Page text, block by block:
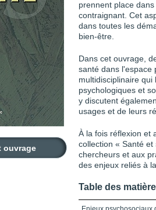
ouvrage
prennent place
contraignant. Cet
dans toutes les
bien-être.
Dans cet ouvrage,
santé dans l'espace
multidisciplinaire
psychologiques et
y discutent
usages et de leurs
À la fois réflexion et
collection « Santé
chercheurs et aux
des enjeux reliés à
Table des